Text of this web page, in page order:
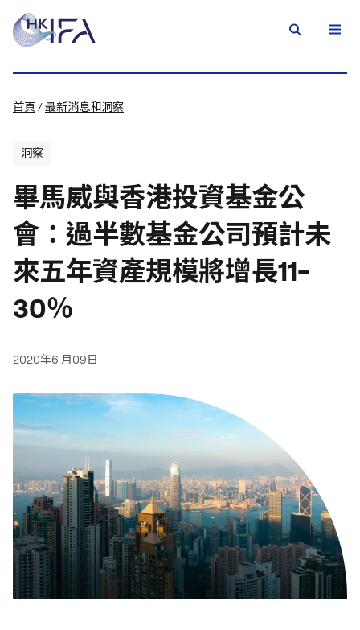
首頁 /最新消息和洞察
洞察
畢馬威與香港投資基金公
會：過半數基金公司預計未
來五年資產規模將增長11-
30％
2020年6 月09日